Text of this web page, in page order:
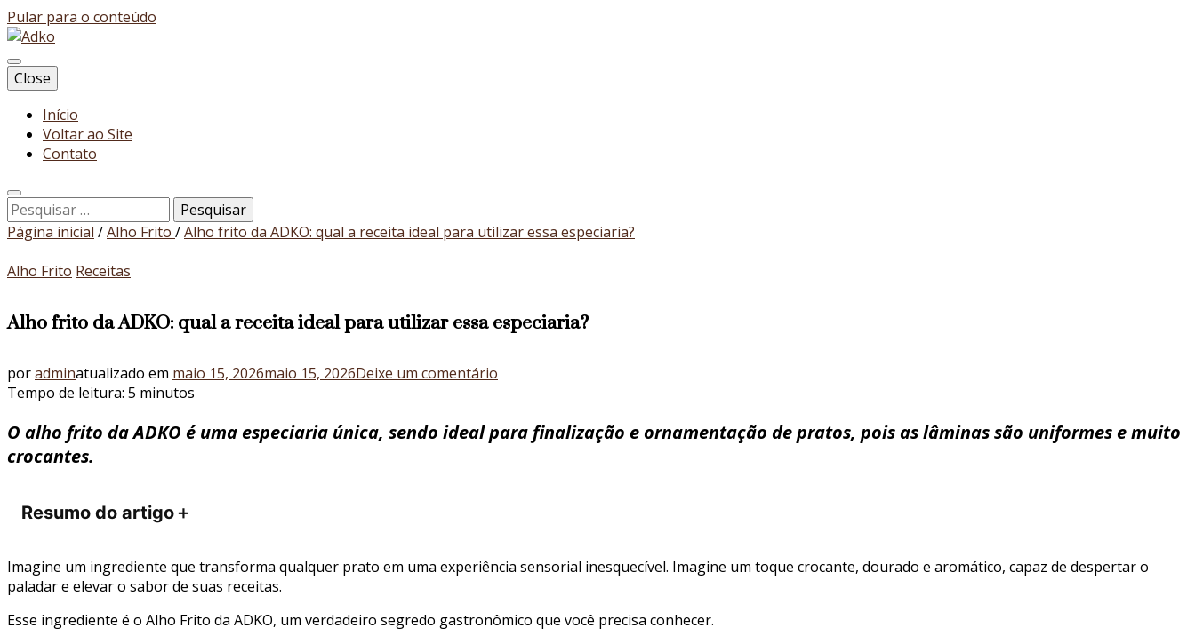
Pular para o conteúdo
Adko
Blog
Close
Início
Voltar ao Site
Contato
Pesquisar
por:
Página inicial /Alho Frito /Alho frito da ADKO: qual a receita ideal para utilizar essa especiaria?
Alho Frito Receitas
Alho frito da ADKO: qual a receita ideal para utilizar essa especiaria?
poradminatualizado em maio 15, 2026maio 15, 2026Deixe um comentário
da
utilizar
Tempo de leitura: 5 minutos
O alho frito da ADKO é uma especiaria única, sendo ideal para finalização e ornamentação de pratos, pois as lâminas são uniformes e muito
crocantes.
Resumo do artigo＋
Imagine um ingrediente que transforma qualquer prato em uma experiência sensorial inesquecível. Imagine um toque crocante, dourado e aromático, capaz de despertar o
paladar e elevar o sabor de suas receitas.
Esse ingrediente é o Alho Frito da ADKO, um verdadeiro segredo gastronômico que você precisa conhecer.